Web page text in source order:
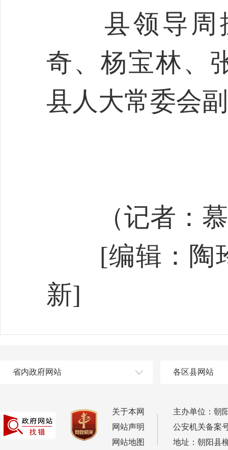
县领导周振
奇、杨宝林、
县人大常委会
（记者：慕
[编辑：陶玲
新]
省内政府网站 各区县网站
关于本网
网站声明
网站地图
主办单位：朝
公安机关备案
地址：朝阳县